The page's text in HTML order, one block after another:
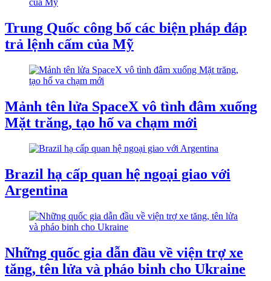
Trung Quốc công bố các biện pháp đáp
trả lệnh cấm của Mỹ
Mảnh tên lửa SpaceX vô tình đâm xuống
Mặt trăng, tạo hố va chạm mới
Brazil hạ cấp quan hệ ngoại giao với
Argentina
Những quốc gia dẫn đầu về viện trợ xe
tăng, tên lửa và pháo binh cho Ukraine